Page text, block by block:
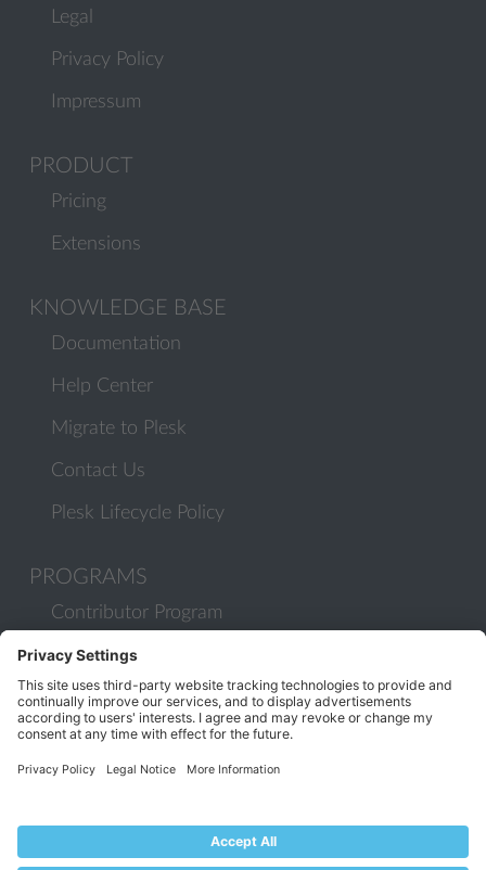
Legal
Privacy Policy
Impressum
PRODUCT
Pricing
Extensions
KNOWLEDGE BASE
Documentation
Help Center
Migrate to Plesk
Contact Us
Plesk Lifecycle Policy
PROGRAMS
Contributor Program
Partner Program
COMMUNITY